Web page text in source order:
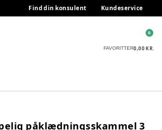
Find din konsulent Kundeservice
FAVORITTER0,00 KR.
0
påklædningsskammel 3